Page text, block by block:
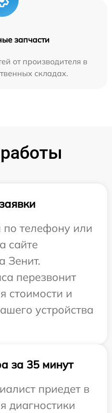
запчасти
от производителя в
складах.
телефону или
сайте
Зенит.
перезвонит
стоимости и
устройства
за 35 минут
приедет в
диагностики